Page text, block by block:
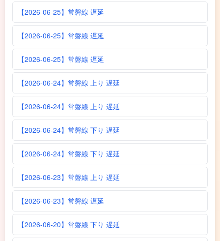
【2026-06-25】常磐線 遅延
【2026-06-25】常磐線 遅延
【2026-06-25】常磐線 遅延
【2026-06-24】常磐線 上り 遅延
【2026-06-24】常磐線 上り 遅延
【2026-06-24】常磐線 下り 遅延
【2026-06-24】常磐線 下り 遅延
【2026-06-23】常磐線 上り 遅延
【2026-06-23】常磐線 遅延
【2026-06-20】常磐線 下り 遅延